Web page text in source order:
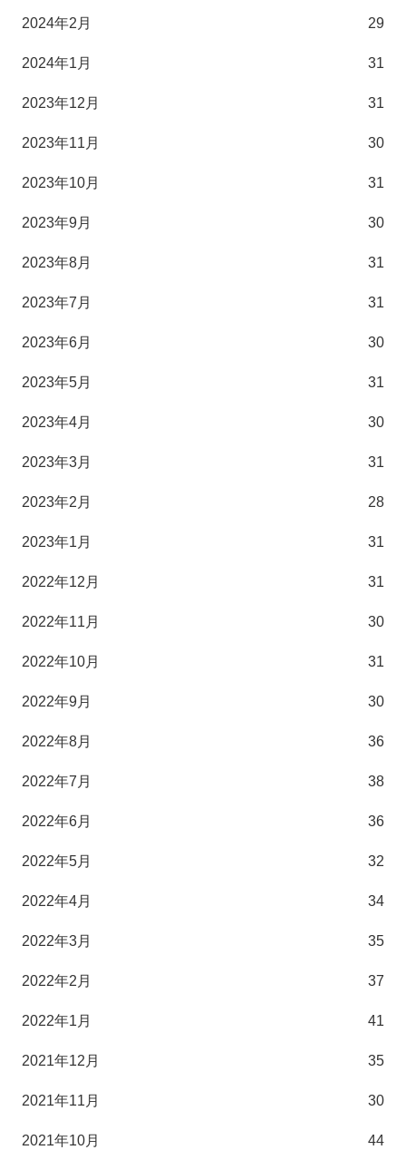
2024年2月 29
2024年1月 31
2023年12月 31
2023年11月 30
2023年10月 31
2023年9月 30
2023年8月 31
2023年7月 31
2023年6月 30
2023年5月 31
2023年4月 30
2023年3月 31
2023年2月 28
2023年1月 31
2022年12月 31
2022年11月 30
2022年10月 31
2022年9月 30
2022年8月 36
2022年7月 38
2022年6月 36
2022年5月 32
2022年4月 34
2022年3月 35
2022年2月 37
2022年1月 41
2021年12月 35
2021年11月 30
2021年10月 44